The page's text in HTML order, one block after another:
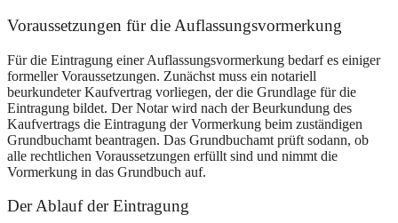
Voraussetzungen für die Auflassungsvormerkung
Für die Eintragung einer Auflassungsvormerkung bedarf es einiger
formeller Voraussetzungen. Zunächst muss ein notariell
beurkundeter Kaufvertrag vorliegen, der die Grundlage für die
Eintragung bildet. Der Notar wird nach der Beurkundung des
Kaufvertrags die Eintragung der Vormerkung beim zuständigen
Grundbuchamt beantragen. Das Grundbuchamt prüft sodann, ob
alle rechtlichen Voraussetzungen erfüllt sind und nimmt die
Vormerkung in das Grundbuch auf.
Der Ablauf der Eintragung